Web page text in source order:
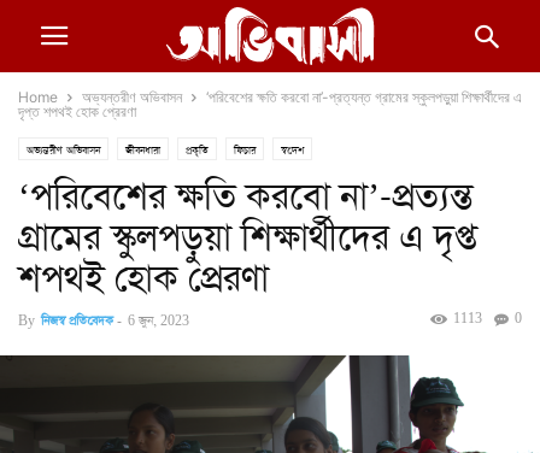
Home অভ্যন্তরীণ অভিবাসন
‘পরিবেশের ক্ষতি করবো না’-প্রত্যন্ত গ্রামের স্কুলপড়ুয়া শিক্ষার্থীদের এ
দৃপ্ত শপথই হোক প্রেরণা
অভ্যন্তরীণ অভিবাসন জীবনধারা প্রকৃতি ফিচার স্বদেশ
‘পরিবেশের ক্ষতি করবো না’-প্রত্যন্ত
গ্রামের স্কুলপড়ুয়া শিক্ষার্থীদের এ দৃপ্ত
শপথই হোক প্রেরণা
By নিজস্ব প্রতিবেদক - 6 জুন, 2023 0
1113